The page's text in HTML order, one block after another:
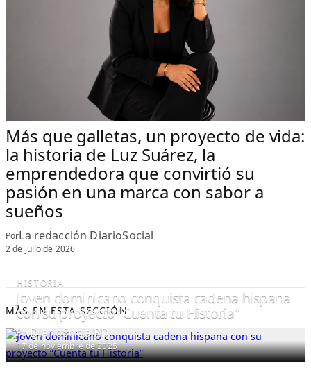
Más que galletas, un proyecto de vida:
la historia de Luz Suárez, la
emprendedora que convirtió su
pasión en una marca con sabor a
sueños
PorLa redacción DiarioSocial
2 de julio de 2026
MÁS EN ESTA SECCIÓN
HISTORIA
Joven dominicano conquista cadena hispana
con su proyecto “Cuenta tu Historia”
PorDiarioSocialRD
17 de noviembre de 2025